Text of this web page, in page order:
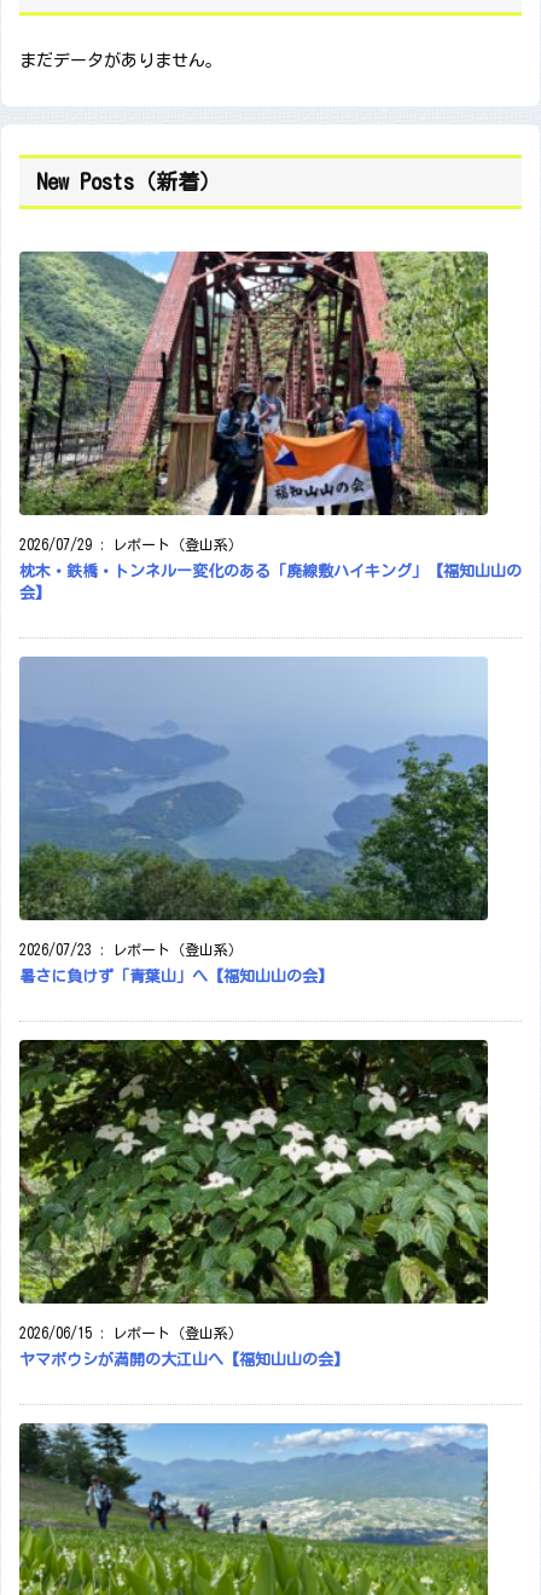
まだデータがありません。
New Posts（新着）
2026/07/29 : レポート（登山系）
枕木・鉄橋・トンネルー変化のある「廃線敷ハイキング」【福知山山の
会】
2026/07/23 : レポート（登山系）
暑さに負けず「青葉山」へ【福知山山の会】
2026/06/15 : レポート（登山系）
ヤマボウシが満開の大江山へ【福知山山の会】